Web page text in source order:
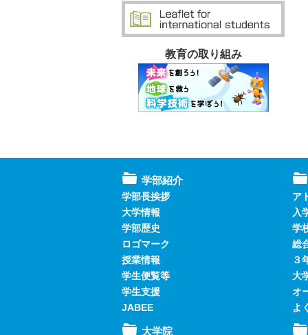
教育の取り組み
学部紹介
学部長挨拶
大学情報
学部歴史
ロゴマーク
授業情報
学生便覧等
学生支援
JABEE
大学院
ア
入
学
総
３
大
オ
よ